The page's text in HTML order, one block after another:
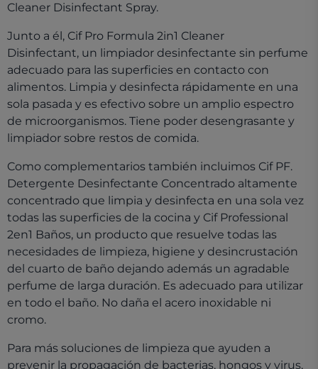
Cleaner Disinfectant Spray.
Junto a él, Cif Pro Formula 2in1 Cleaner
Disinfectant, un limpiador desinfectante sin perfume
adecuado para las superficies en contacto con
alimentos. Limpia y desinfecta rápidamente en una
sola pasada y es efectivo sobre un amplio espectro
de microorganismos. Tiene poder desengrasante y
limpiador sobre restos de comida.
Como complementarios también incluimos Cif PF.
Detergente Desinfectante Concentrado altamente
concentrado que limpia y desinfecta en una sola vez
todas las superficies de la cocina y Cif Professional
2en1 Baños, un producto que resuelve todas las
necesidades de limpieza, higiene y desincrustación
del cuarto de baño dejando además un agradable
perfume de larga duración. Es adecuado para utilizar
en todo el baño. No daña el acero inoxidable ni
cromo.
Para más soluciones de limpieza que ayuden a
prevenir la propagación de bacterias, hongos y virus,